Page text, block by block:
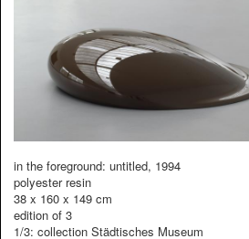
in the foreground: untitled, 1994
polyester resin
38 x 160 x 149 cm
edition of 3
1/3: collection Städtisches Museum